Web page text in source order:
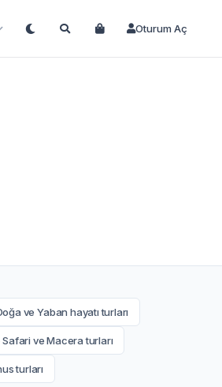
Oturum Aç
ve Yaban hayatı turları
Safari ve Macera turları
turları